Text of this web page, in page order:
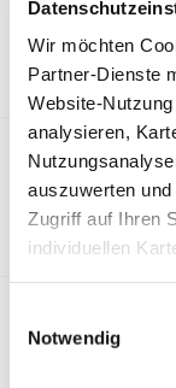
Wir möchten
Partner-Dienste
Website-
analysieren,
auszuwerten
Zugriff auf Ihren
individuellen
unsere Partner
verarbeiten
Notwendig
Base 2
Base 6
Moers
Individuelle
Bullermannshof
Perspektive